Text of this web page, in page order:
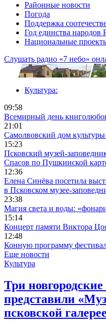
Районные новости
Погода
Поддержка
Год единства народов
Национальные
Слушать радио «7 небо»
Культура:
09:58
Всемирный день
21:01
Самолвовский дом
15:23
Псковский музей-
Спасов по Пушкинской
12:36
Елена Синёва посетила
в Псковском музее-
23:38
Магия света и воды:
15:14
Концерт памяти Виктора
12:48
Конную программу
Еще новости
Культура
Три
представили
псковской галерее